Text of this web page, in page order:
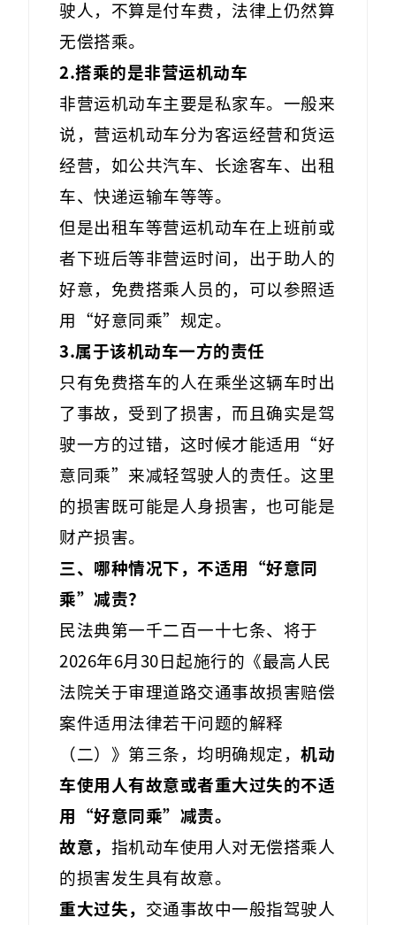
驶人，不算是付车费，法律上仍然算
无偿搭乘。
2.搭乘的是非营运机动车
非营运机动车主要是私家车。一般来
说，营运机动车分为客运经营和货运
经营，如公共汽车、长途客车、出租
车、快递运输车等等。
但是出租车等营运机动车在上班前或
者下班后等非营运时间，出于助人的
好意，免费搭乘人员的，可以参照适
用“好意同乘”规定。
3.属于该机动车一方的责任
只有免费搭车的人在乘坐这辆车时出
了事故，受到了损害，而且确实是驾
驶一方的过错，这时候才能适用“好
意同乘”来减轻驾驶人的责任。这里
的损害既可能是人身损害，也可能是
财产损害。
三、哪种情况下，不适用“好意同
乘”减责？
民法典第一千二百一十七条、将于
2026年6月30日起施行的《最高人民
法院关于审理道路交通事故损害赔偿
案件适用法律若干问题的解释
（二）》第三条，均明确规定， 机动
车使用人有故意或者重大过失的不适
用“好意同乘”减责。
故意， 指机动车使用人对无偿搭乘人
的损害发生具有故意。
重大过失， 交通事故中一般指驾驶人